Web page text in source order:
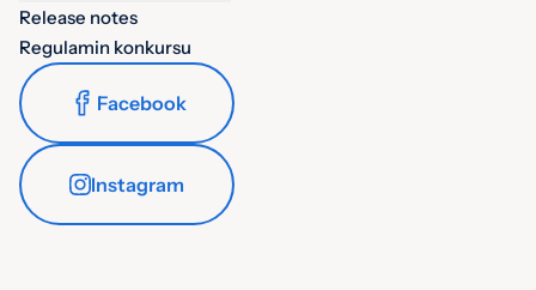
Release notes
Regulamin konkursu
Facebook
Instagram